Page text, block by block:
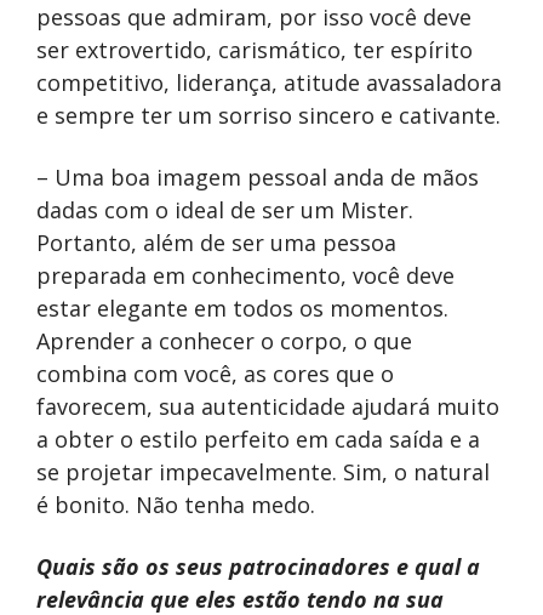
pessoas que admiram, por isso você deve
ser extrovertido, carismático, ter espírito
competitivo, liderança, atitude avassaladora
e sempre ter um sorriso sincero e cativante.
– Uma boa imagem pessoal anda de mãos
dadas com o ideal de ser um Mister.
Portanto, além de ser uma pessoa
preparada em conhecimento, você deve
estar elegante em todos os momentos.
Aprender a conhecer o corpo, o que
combina com você, as cores que o
favorecem, sua autenticidade ajudará muito
a obter o estilo perfeito em cada saída e a
se projetar impecavelmente. Sim, o natural
é bonito. Não tenha medo.
Quais são os seus patrocinadores e qual a
relevância que eles estão tendo na sua